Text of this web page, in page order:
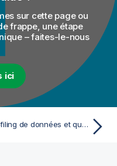
sur cette page ou
frappe, une étape
– faites-le-nous
ici
Profiling de données et qualité de données